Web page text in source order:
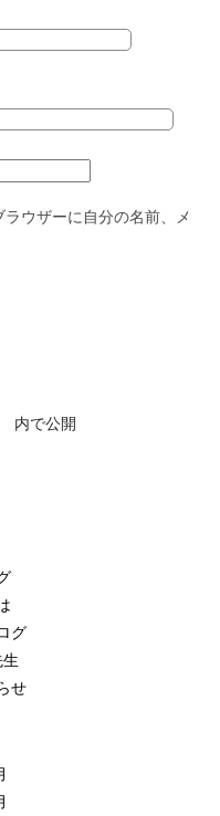
ウザーに自分の名前、メ
内で公開
グ
せ